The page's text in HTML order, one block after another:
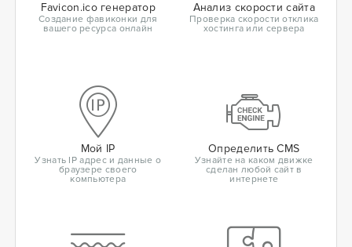
Favicon.ico генератор
Создание фавиконки для
вашего ресурса онлайн
Анализ скорости сайта
Проверка скорости отклика
хостинга или сервера
Мой IP
Узнать IP адрес и данные о
браузере своего
компьютера
Определить CMS
Узнайте на каком движке
сделан любой сайт в
интернете